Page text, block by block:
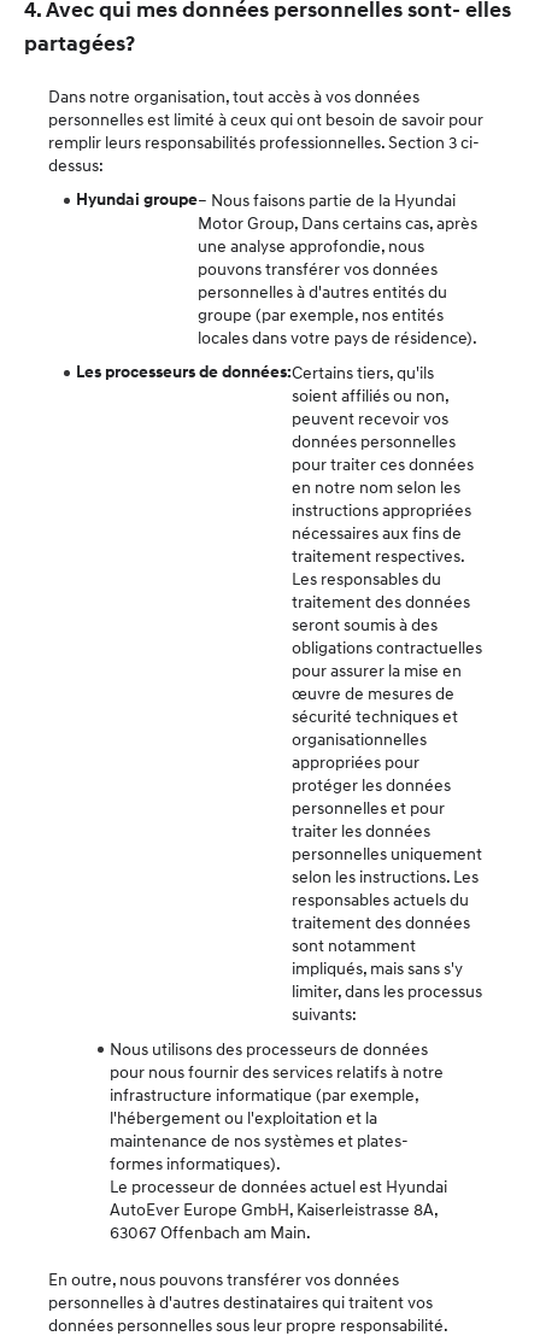
4. Avec qui mes données personnelles sont- elles
partagées?
Dans notre organisation, tout accès à vos données
personnelles est limité à ceux qui ont besoin de savoir pour
remplir leurs responsabilités professionnelles. Section 3 ci-
dessus:
Hyundai groupe– Nous faisons partie de la Hyundai
Motor Group, Dans certains cas, après
une analyse approfondie, nous
pouvons transférer vos données
personnelles à d'autres entités du
groupe (par exemple, nos entités
locales dans votre pays de résidence).
Les processeurs de données:Certains tiers, qu'ils
soient affiliés ou non,
peuvent recevoir vos
données personnelles
pour traiter ces données
en notre nom selon les
instructions appropriées
nécessaires aux fins de
traitement respectives.
Les responsables du
traitement des données
seront soumis à des
obligations contractuelles
pour assurer la mise en
œuvre de mesures de
sécurité techniques et
organisationnelles
appropriées pour
protéger les données
personnelles et pour
traiter les données
personnelles uniquement
selon les instructions. Les
responsables actuels du
traitement des données
sont notamment
impliqués, mais sans s'y
limiter, dans les processus
suivants:
Nous utilisons des processeurs de données
pour nous fournir des services relatifs à notre
infrastructure informatique (par exemple,
l'hébergement ou l'exploitation et la
maintenance de nos systèmes et plates-
formes informatiques).
Le processeur de données actuel est Hyundai
AutoEver Europe GmbH, Kaiserleistrasse 8A,
63067 Offenbach am Main.
En outre, nous pouvons transférer vos données
personnelles à d'autres destinataires qui traitent vos
données personnelles sous leur propre responsabilité.